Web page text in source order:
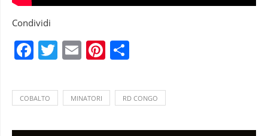
Condividi
Facebook
Twitter
EmailPinterest
COBALTO MINATORI RD CONGO